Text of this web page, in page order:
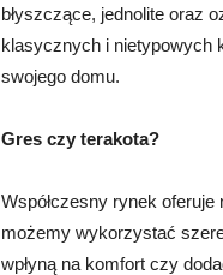
błyszczące, jednolite oraz
klasycznych i nietypowych
swojego domu.
Gres czy terakota?
Współczesny rynek
możemy wykorzystać
wpłyną na komfort czy